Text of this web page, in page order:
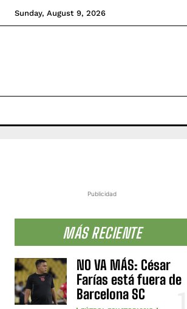
Sunday, August 9, 2026
Publicidad
MÁS RECIENTE
NO VA MÁS: César
Farías está fuera de
Barcelona SC